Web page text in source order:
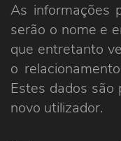
As informações
serão o nome e
que entretanto
o
Estes dados são
novo utilizador.